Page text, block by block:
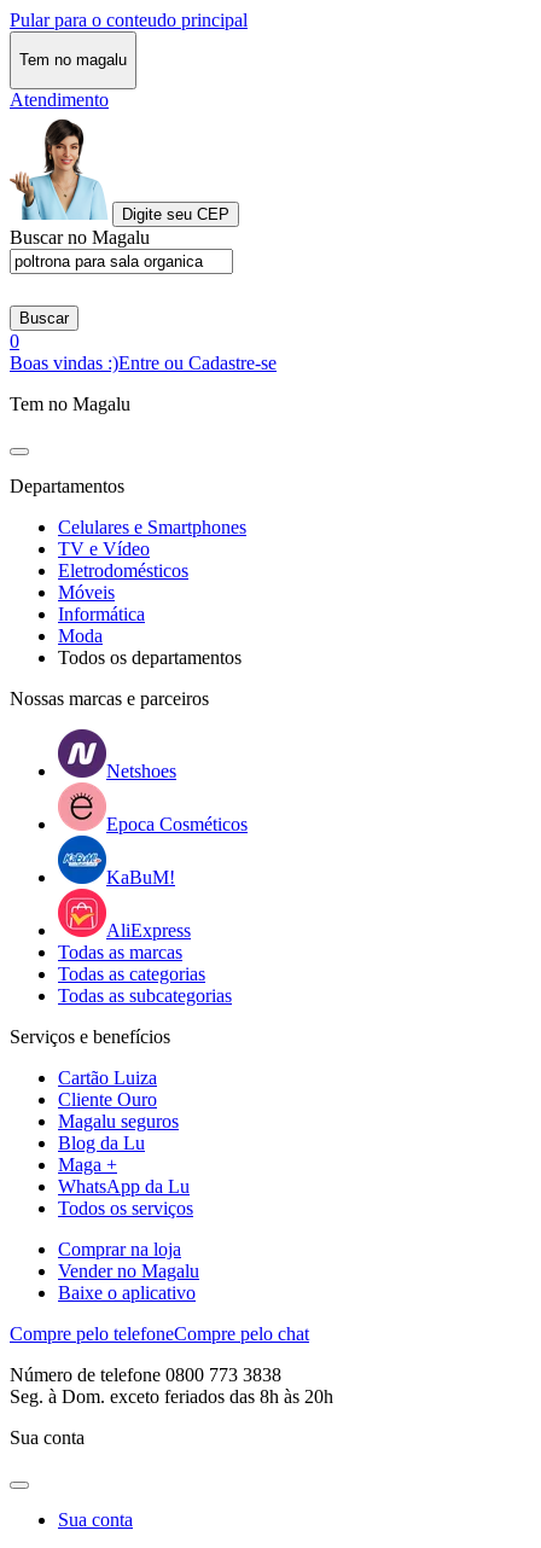
Pular para o conteudo principal
Tem no magalu
Atendimento
Digite seu CEP
Buscar no Magalu
Buscar
0
Boas vindas :)Entre ou Cadastre-se
Tem no Magalu
Departamentos
Celulares e Smartphones
TV e Vídeo
Eletrodomésticos
Móveis
Informática
Moda
Todos os departamentos
Nossas marcas e parceiros
Netshoes
Epoca Cosméticos
KaBuM!
AliExpress
Todas as marcas
Todas as categorias
Todas as subcategorias
Serviços e benefícios
Cartão Luiza
Cliente Ouro
Magalu seguros
Blog da Lu
Maga +
WhatsApp da Lu
Todos os serviços
Comprar na loja
Vender no Magalu
Baixe o aplicativo
Compre pelo telefoneCompre pelo chat
Número de telefone 0800 773 3838
Seg. à Dom. exceto feriados das 8h às 20h
Sua conta
Sua conta